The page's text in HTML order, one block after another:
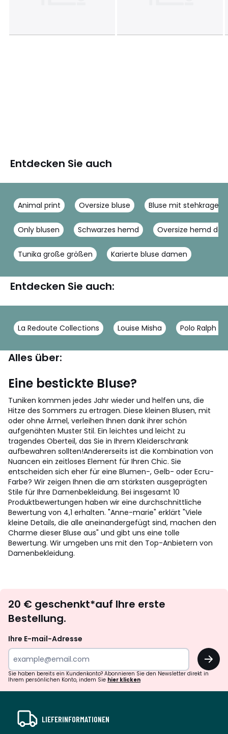
Entdecken Sie auch
Animal print Oversize bluse Bluse mit stehkragen
Only blusen Schwarzes hemd Oversize hemd
Tunika große größen Karierte bluse damen
Entdecken Sie auch:
La Redoute Collections Louise Misha Polo Ralph
Alles über:
Eine bestickte Bluse?
Tuniken kommen jedes Jahr wieder und helfen uns, die
Hitze des Sommers zu ertragen. Diese kleinen Blusen, mit
oder ohne Ärmel, verleihen Ihnen dank ihrer schön
aufgenähten Muster Stil. Ein leichtes und leicht zu
tragendes Oberteil, das Sie in Ihrem Kleiderschrank
aufbewahren sollten!Andererseits ist die Kombination von
Nuancen ein zeitloses Element für Ihren Chic. Sie
entscheiden sich eher für eine Blumen-, Gelb- oder Ecru-
Farbe? Wir zeigen Ihnen die am stärksten ausgeprägten
Stile für Ihre Damenbekleidung. Bei insgesamt 10
Produktbewertungen haben wir eine durchschnittliche
Bewertung von 4,1 erhalten. "Anne-marie" erklärt "Viele
kleine Details, die alle aneinandergefügt sind, machen den
Charme dieser Bluse aus" und gibt uns eine tolle
Bewertung. Wir umgeben uns mit den Top-Anbietern von
Damenbekleidung.
abonnieren
20 € geschenkt*auf Ihre erste
Bestellung.
Ihre E-mail-Adresse
OK
Sie haben bereits ein Kundenkonto? Abonnieren Sie den Newsletter direkt in
Ihrem persönlichen Konto, indem Sie hier klicken
LIEFERINFORMATIONEN